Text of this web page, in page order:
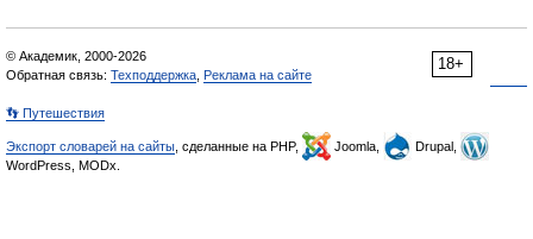
18+
© Академик, 2000-2026
Обратная связь: Техподдержка Реклама на сайте
👣 Путешествия
Экспорт словарей на сайты , сделанные на PHP, Joomla,
Drupal,
WordPress, MODx.